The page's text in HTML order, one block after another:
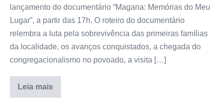
lançamento do documentário “Magana: Memórias do Meu
Lugar”, a partir das 17h. O roteiro do documentário
relembra a luta pela sobrevivência das primeiras famílias
da localidade, os avanços conquistados, a chegada do
congregacionalismo no povoado, a visita […]
Leia mais